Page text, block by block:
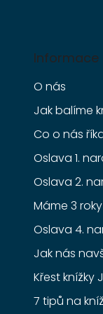
Informace
O nás
Jak balíme
Co o nás
Oslava 1.
Oslava 2.
Máme 3
Oslava 4.
Jak nás
Křest knížky
7 tipů na